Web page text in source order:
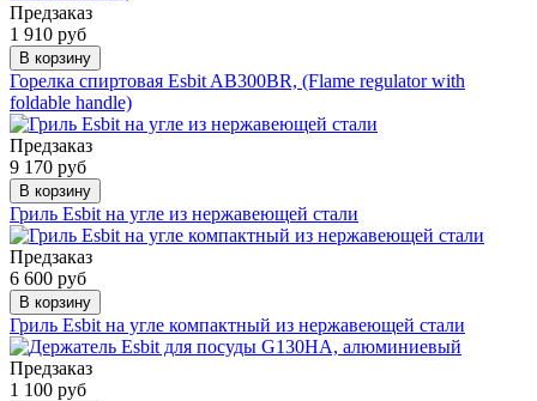
Предзаказ
1 910 руб
В корзину
Горелка спиртовая Esbit AB300BR, (Flame regulator with
foldable handle)
Предзаказ
9 170 руб
В корзину
Гриль Esbit на угле из нержавеющей стали
Предзаказ
6 600 руб
В корзину
Гриль Esbit на угле компактный из нержавеющей стали
Предзаказ
1 100 руб